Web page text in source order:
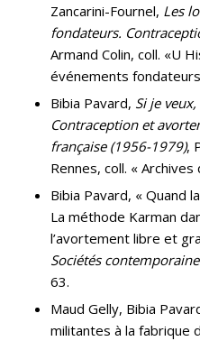
Zancarini-Fournel, Les
fondateurs.
Armand Colin, coll. «U
événements
Bibia Pavard, Si je
Contraception et
française (1956-1979),
Rennes, coll. «
Bibia Pavard, « Quand
La méthode Karman
l’avortement libre et
Sociétés
63.
Maud Gelly, Bibia
militantes à la fabrique